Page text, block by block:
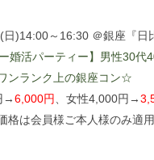
)14:00～16:30 ＠銀座『日
婚活パーティー】男性30代
ンランク上の銀座コン☆
→6,000円 、女性4,000円→
格は会員様ご本人様のみ適用